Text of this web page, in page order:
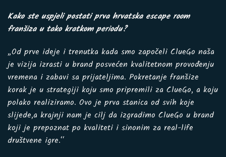
Kako ste uspjeli postati prva hrvatska escape room
franšiza u tako kratkom periodu?
„Od prve ideje i trenutka kada smo započeli ClueGo naša
je vizija izrasti u brand posvećen kvalitetnom provođenju
vremena i zabavi sa prijateljima. Pokretanje franšize
korak je u strategiji koju smo pripremili za ClueGo, a koju
polako realiziramo. Ovo je prva stanica od svih koje
slijede,a krajnji nam je cilj da izgradimo ClueGo u brand
koji je prepoznat po kvaliteti i sinonim za real-life
društvene igre.“